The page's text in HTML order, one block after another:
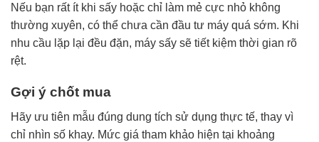
Nếu bạn rất ít khi sấy hoặc chỉ làm mẻ cực nhỏ không
thường xuyên, có thể chưa cần đầu tư máy quá sớm. Khi
nhu cầu lặp lại đều đặn, máy sấy sẽ tiết kiệm thời gian rõ
rệt.
Gợi ý chốt mua
Hãy ưu tiên mẫu đúng dung tích sử dụng thực tế, thay vì
chỉ nhìn số khay. Mức giá tham khảo hiện tại khoảng